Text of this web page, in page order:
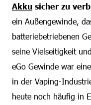
Akku sicher zu
ein Außengewinde,
batteriebetriebenen
seine Vielseitigkeit
eGo Gewinde war
in der Vaping-
heute noch häufig in